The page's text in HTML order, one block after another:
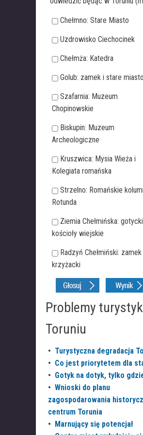
Chełmno: Stare Miasto
Uzdrowisko Ciechocinek
Chełmża: Katedra
Golub: zamek i stare miasto
Szafarnia: Muzeum
Chopinowskie
Biskupin: Muzeum
Archeologiczne
Kruszwica: Mysia Wieża i
Kolegiata romańska
Strzelno: Romańskie
Rotunda
Ziemia Chełmińska:
kościoły wiejskie
Radzyń Chełmiński: zamek
krzyżacki
Problemy
Toruniu
• Turystyczna degradacja
• Co jest priorytetem dla
• Gotyk na dotyk, tylko
• Wnioski do planu
zagospodarowania
centrum Torunia
•
Marnujący się potencjał